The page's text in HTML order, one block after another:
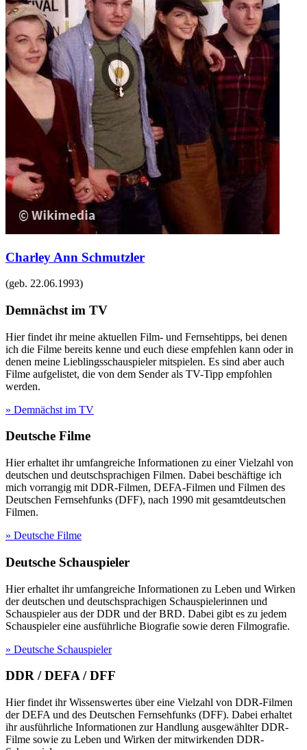
Charley Ann Schmutzler
(geb. 22.06.1993)
Demnächst im TV
Hier findet ihr meine aktuellen Film- und Fernsehtipps, bei denen
ich die Filme bereits kenne und euch diese empfehlen kann oder in
denen meine Lieblingsschauspieler mitspielen. Es sind aber auch
Filme aufgelistet, die von dem Sender als TV-Tipp empfohlen
werden.
» Demnächst im TV
Deutsche Filme
Hier erhaltet ihr umfangreiche Informationen zu einer Vielzahl von
deutschen und deutschsprachigen Filmen. Dabei beschäftige ich
mich vorrangig mit DDR-Filmen, DEFA-Filmen und Filmen des
Deutschen Fernsehfunks (DFF), nach 1990 mit gesamtdeutschen
Filmen.
» Deutsche Filme
Deutsche Schauspieler
Hier erhaltet ihr umfangreiche Informationen zu Leben und Wirken
der deutschen und deutschsprachigen Schauspielerinnen und
Schauspieler aus der DDR und der BRD. Dabei gibt es zu jedem
Schauspieler eine ausführliche Biografie sowie deren Filmografie.
» Deutsche Schauspieler
DDR / DEFA / DFF
Hier findet ihr Wissenswertes über eine Vielzahl von DDR-Filmen
der DEFA und des Deutschen Fernsehfunks (DFF). Dabei erhaltet
ihr ausführliche Informationen zur Handlung ausgewählter DDR-
Filme sowie zu Leben und Wirken der mitwirkenden DDR-